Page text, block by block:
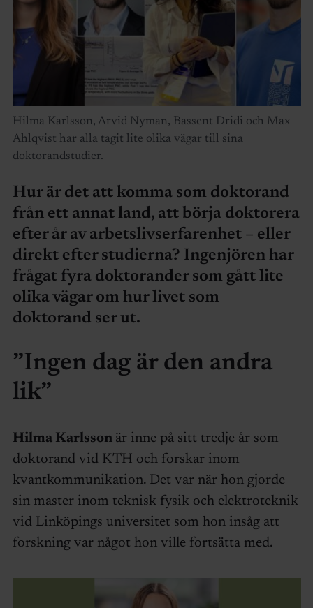
Hilma Karlsson, Arvid Nyman, Bassent Dridi och Max
Ahlqvist har alla tagit lite olika vägar till sina
doktorandstudier.
Hur är det att komma som doktorand
från ett annat land, att börja doktorera
efter år av arbetslivserfarenhet – eller
direkt efter studierna? Ingenjören har
frågat fyra doktorander som gått lite
olika vägar om hur livet som
doktorand ser ut.
”Ingen dag är den andra
lik”
Hilma Karlsson är inne på sitt tredje år som
doktorand vid KTH och forskar inom
kvantkommunikation. Det var när hon gjorde
sin master inom teknisk fysik och elektroteknik
vid Linköpings universitet som hon insåg att
forskning var något hon ville fortsätta med.